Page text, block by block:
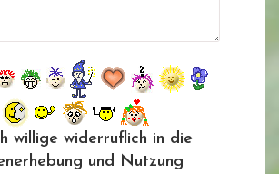
willige widerruflich in die
und Nutzung